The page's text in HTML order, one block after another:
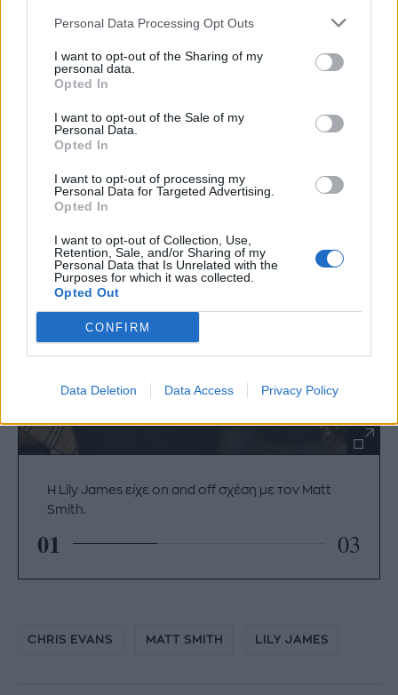
Personal Data Processing Opt Outs
I want to opt-out of the Sharing of my
personal data.
Opted In
I want to opt-out of the Sale of my
Personal Data.
Opted In
I want to opt-out of processing my
Personal Data for Targeted Advertising.
Opted In
I want to opt-out of Collection, Use,
Retention, Sale, and/or Sharing of my
Personal Data that Is Unrelated with the
Purposes for which it was collected.
Opted Out
CONFIRM
Data Deletion Data Access Privacy Policy
Η Lily James είχε on and off σχέση με τον Matt
Smith.
01 03
CHRIS EVANS MATT SMITH LILY JAMES